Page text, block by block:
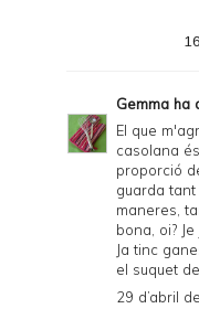
Gemma ha
El que
casolana
proporció
guarda
maneres,
bona, oi? Je
Ja tinc
el suquet
29 d’abril